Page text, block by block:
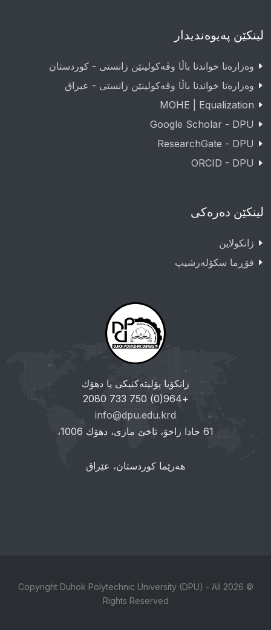
لینکێن پەیوەندیدار
وەزارەتا خواندنا باڵا وڤەکولینێن زانستی - کوردستان
وەزارەتا خواندنا باڵا وڤەکولینێن زانستی - عيراق
MOHE | Equalization
Google Scholar - DPU
ResearchGate - DPU
ORCID - DPU
لینکێن دەرەکی
زانکولاین
فۆڕما سکۆلەرشیپ
زانکۆیا پۆلیتەکنیکی یا دهۆك
+964(0) 750 733 2080
info@dpu.edu.krd
61 جادا زاخۆ، تاخێ مازی، دهۆك 1006،
هەرێما کوردستان، عێراق
© 2026 Copyright Duhok Polytechnic University (DPU) - All
Rights Reserved